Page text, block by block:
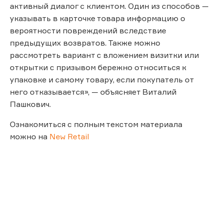
активный диалог с клиентом. Один из способов —
указывать в карточке товара информацию о
вероятности повреждений вследствие
предыдущих возвратов. Также можно
рассмотреть вариант с вложением визитки или
открытки с призывом бережно относиться к
упаковке и самому товару, если покупатель от
него отказывается», — объясняет Виталий
Пашкович.
Ознакомиться с полным текстом материала
можно на New Retail